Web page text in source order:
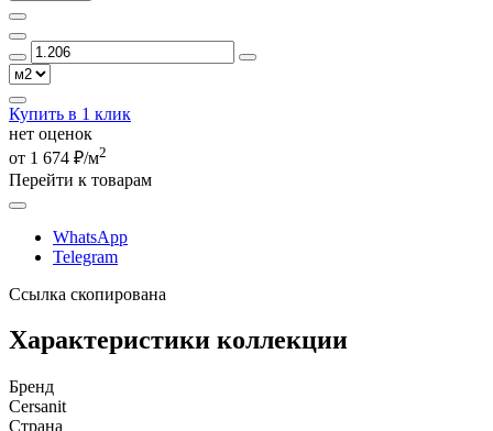
Купить в 1 клик
нет оценок
от 1 674 ₽/м2
Перейти к товарам
WhatsApp
Telegram
Ссылка скопирована
Характеристики коллекции
Бренд
Cersanit
Страна